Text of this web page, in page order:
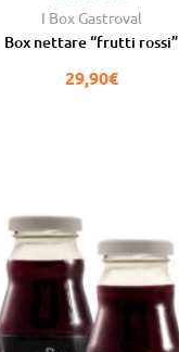
Valutato
4.95
I Box Gastroval
Box nettare “frutti rossi”
29,90€